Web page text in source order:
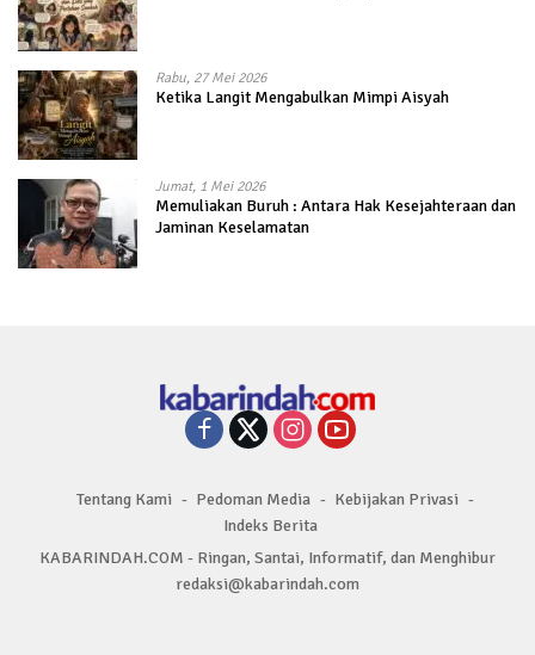
Rabu, 27 Mei 2026
Ketika Langit Mengabulkan Mimpi Aisyah
Jumat, 1 Mei 2026
Memuliakan Buruh : Antara Hak Kesejahteraan dan
Jaminan Keselamatan
Tentang Kami Pedoman Media
Kebijakan Privasi
Indeks Berita
KABARINDAH.COM - Ringan, Santai, Informatif, dan Menghibur
redaksi@kabarindah.com